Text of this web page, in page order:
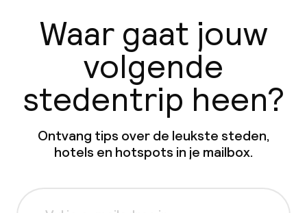
Waar gaat jouw
volgende
stedentrip heen?
Ontvang tips over de leukste steden,
hotels en hotspots in je mailbox.